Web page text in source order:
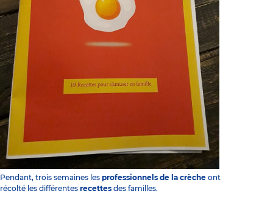
Pendant, trois semaines les professionnels de la crèche ont
récolté les différentes recettes des familles.